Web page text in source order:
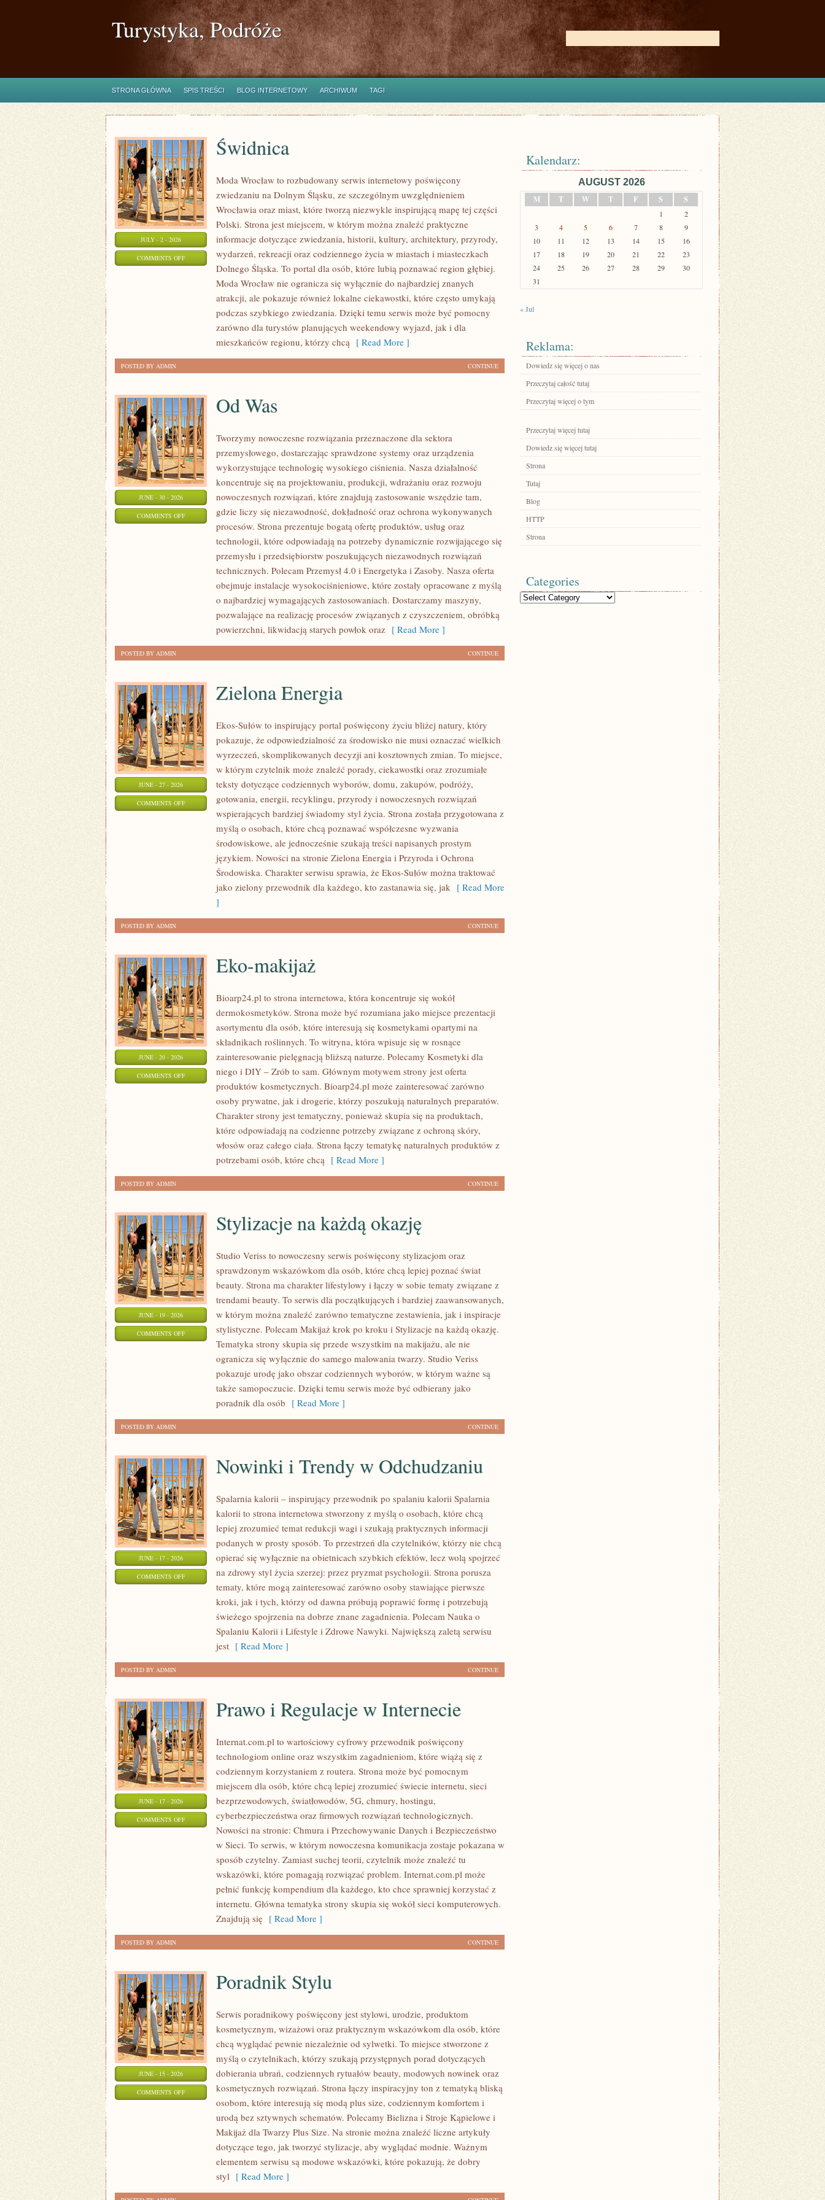
Turystyka, Podróże
STRONA GŁÓWNA SPIS TREŚCI BLOG INTERNETOWY ARCHIWUM TAGI
JULY - 2 - 2026
COMMENTS OFFON
Świdnica
Moda Wrocław to rozbudowany serwis internetowy poświęcony
zwiedzaniu na Dolnym Śląsku, ze szczególnym uwzględnieniem
Wrocławia oraz miast, które tworzą niezwykle inspirującą mapę tej części
Polski. Strona jest miejscem, w którym można znaleźć praktyczne
informacje dotyczące zwiedzania, historii, kultury, architektury, przyrody,
wydarzeń, rekreacji oraz codziennego życia w miastach i miasteczkach
Dolnego Śląska. To portal dla osób, które lubią poznawać region głębiej.
Moda Wrocław nie ogranicza się wyłącznie do najbardziej znanych
atrakcji, ale pokazuje również lokalne ciekawostki, które często umykają
podczas szybkiego zwiedzania. Dzięki temu serwis może być pomocny
zarówno dla turystów planujących weekendowy wyjazd, jak i dla
mieszkańców regionu, którzy chcą [ Read More ]
CONTINUE
POSTED BY ADMIN
JUNE - 30 - 2026
COMMENTS OFFON
Od Was
Tworzymy nowoczesne rozwiązania przeznaczone dla sektora
przemysłowego, dostarczając sprawdzone systemy oraz urządzenia
wykorzystujące technologię wysokiego ciśnienia. Nasza działalność
koncentruje się na projektowaniu, produkcji, wdrażaniu oraz rozwoju
nowoczesnych rozwiązań, które znajdują zastosowanie wszędzie tam,
gdzie liczy się niezawodność, dokładność oraz ochrona wykonywanych
procesów. Strona prezentuje bogatą ofertę produktów, usług oraz
technologii, które odpowiadają na potrzeby dynamicznie rozwijającego się
przemysłu i przedsiębiorstw poszukujących niezawodnych rozwiązań
technicznych. Polecam Przemysł 4.0 i Energetyka i Zasoby. Nasza oferta
obejmuje instalacje wysokociśnieniowe, które zostały opracowane z myślą
o najbardziej wymagających zastosowaniach. Dostarczamy maszyny,
pozwalające na realizację procesów związanych z czyszczeniem, obróbką
powierzchni, likwidacją starych powłok oraz [ Read More ]
CONTINUE
POSTED BY ADMIN
JUNE - 27 - 2026
COMMENTS OFFON
Zielona Energia
Ekos-Sułów to inspirujący portal poświęcony życiu bliżej natury, który
pokazuje, że odpowiedzialność za środowisko nie musi oznaczać wielkich
wyrzeczeń, skomplikowanych decyzji ani kosztownych zmian. To miejsce,
w którym czytelnik może znaleźć porady, ciekawostki oraz zrozumiałe
teksty dotyczące codziennych wyborów, domu, zakupów, podróży,
gotowania, energii, recyklingu, przyrody i nowoczesnych rozwiązań
wspierających bardziej świadomy styl życia. Strona została przygotowana z
myślą o osobach, które chcą poznawać współczesne wyzwania
środowiskowe, ale jednocześnie szukają treści napisanych prostym
językiem. Nowości na stronie Zielona Energia i Przyroda i Ochrona
Środowiska. Charakter serwisu sprawia, że Ekos-Sułów można traktować
jako zielony przewodnik dla każdego, kto zastanawia się, jak [ Read More
]
CONTINUE
POSTED BY ADMIN
JUNE - 20 - 2026
COMMENTS OFFON
Eko-makijaż
Bioarp24.pl to strona internetowa, która koncentruje się wokół
dermokosmetyków. Strona może być rozumiana jako miejsce prezentacji
asortymentu dla osób, które interesują się kosmetykami opartymi na
składnikach roślinnych. To witryna, która wpisuje się w rosnące
zainteresowanie pielęgnacją bliższą naturze. Polecamy Kosmetyki dla
niego i DIY – Zrób to sam. Głównym motywem strony jest oferta
produktów kosmetycznych. Bioarp24.pl może zainteresować zarówno
osoby prywatne, jak i drogerie, którzy poszukują naturalnych preparatów.
Charakter strony jest tematyczny, ponieważ skupia się na produktach,
które odpowiadają na codzienne potrzeby związane z ochroną skóry,
włosów oraz całego ciała. Strona łączy tematykę naturalnych produktów z
potrzebami osób, które chcą [ Read More ]
CONTINUE
POSTED BY ADMIN
JUNE - 19 - 2026
COMMENTS OFFON
STYLIZACJE
Stylizacje na każdą okazję
Studio Veriss to nowoczesny serwis poświęcony stylizacjom oraz
sprawdzonym wskazówkom dla osób, które chcą lepiej poznać świat
beauty. Strona ma charakter lifestylowy i łączy w sobie tematy związane z
trendami beauty. To serwis dla początkujących i bardziej zaawansowanych,
w którym można znaleźć zarówno tematyczne zestawienia, jak i inspiracje
stylistyczne. Polecam Makijaż krok po kroku i Stylizacje na każdą okazję.
Tematyka strony skupia się przede wszystkim na makijażu, ale nie
ogranicza się wyłącznie do samego malowania twarzy. Studio Veriss
pokazuje urodę jako obszar codziennych wyborów, w którym ważne są
także samopoczucie. Dzięki temu serwis może być odbierany jako
poradnik dla osób [ Read More ]
CONTINUE
POSTED BY ADMIN
JUNE - 17 - 2026
COMMENTS OFFON
ODCHUDZANIU
Nowinki i Trendy w Odchudzaniu
Spalarnia kalorii – inspirujący przewodnik po spalaniu kalorii Spalarnia
kalorii to strona internetowa stworzony z myślą o osobach, które chcą
lepiej zrozumieć temat redukcji wagi i szukają praktycznych informacji
podanych w prosty sposób. To przestrzeń dla czytelników, którzy nie chcą
opierać się wyłącznie na obietnicach szybkich efektów, lecz wolą spojrzeć
na zdrowy styl życia szerzej: przez pryzmat psychologii. Strona porusza
tematy, które mogą zainteresować zarówno osoby stawiające pierwsze
kroki, jak i tych, którzy od dawna próbują poprawić formę i potrzebują
świeżego spojrzenia na dobrze znane zagadnienia. Polecam Nauka o
Spalaniu Kalorii i Lifestyle i Zdrowe Nawyki. Największą zaletą serwisu
jest [ Read More ]
CONTINUE
POSTED BY ADMIN
JUNE - 17 - 2026
COMMENTS OFFON
REGULACJE
INTERNECIE
Prawo i Regulacje w Internecie
Internat.com.pl to wartościowy cyfrowy przewodnik poświęcony
technologiom online oraz wszystkim zagadnieniom, które wiążą się z
codziennym korzystaniem z routera. Strona może być pomocnym
miejscem dla osób, które chcą lepiej zrozumieć świecie internetu, sieci
bezprzewodowych, światłowodów, 5G, chmury, hostingu,
cyberbezpieczeństwa oraz firmowych rozwiązań technologicznych.
Nowości na stronie: Chmura i Przechowywanie Danych i Bezpieczeństwo
w Sieci. To serwis, w którym nowoczesna komunikacja zostaje pokazana w
sposób czytelny. Zamiast suchej teorii, czytelnik może znaleźć tu
wskazówki, które pomagają rozwiązać problem. Internat.com.pl może
pełnić funkcję kompendium dla każdego, kto chce sprawniej korzystać z
internetu. Główna tematyka strony skupia się wokół sieci komputerowych.
Znajdują się [ Read More ]
CONTINUE
POSTED BY ADMIN
JUNE - 15 - 2026
COMMENTS OFFON
Poradnik Stylu
Serwis poradnikowy poświęcony jest stylowi, urodzie, produktom
kosmetycznym, wizażowi oraz praktycznym wskazówkom dla osób, które
chcą wyglądać pewnie niezależnie od sylwetki. To miejsce stworzone z
myślą o czytelnikach, którzy szukają przystępnych porad dotyczących
dobierania ubrań, codziennych rytuałów beauty, modowych nowinek oraz
kosmetycznych rozwiązań. Strona łączy inspiracyjny ton z tematyką bliską
osobom, które interesują się modą plus size, codziennym komfortem i
urodą bez sztywnych schematów. Polecamy Bielizna i Stroje Kąpielowe i
Makijaż dla Twarzy Plus Size. Na stronie można znaleźć liczne artykuły
dotyczące tego, jak tworzyć stylizacje, aby wyglądać modnie. Ważnym
elementem serwisu są modowe wskazówki, które pokazują, że dobry
styl [ Read More ]
Kalendarz:
AUGUST 2026
M
T W T F S S
1
2
3
4 5 6 7 8
9
10
11 12 13 14 15
16
17
18 19 20 21 22
23
24
25 26 27 28 29
30
31
« Jul
Reklama:
Dowiedz się więcej o nas
Przeczytaj całość tutaj
Przeczytaj więcej o tym
Przeczytaj więcej tutaj
Dowiedz się więcej tutaj
Strona
Tutaj
Blog
HTTP
Strona
Categories
Categories